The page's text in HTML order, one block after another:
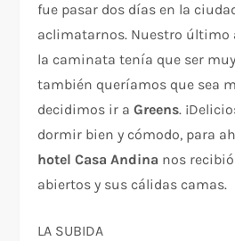
fue pasar dos días en la
aclimatarnos. Nuestro último
la caminata tenía que ser
también queríamos que sea
decidimos ir aGreens.
dormir bien y cómodo, para
hotel Casa Andina nos
abiertos y sus cálidas camas.
LA SUBIDA